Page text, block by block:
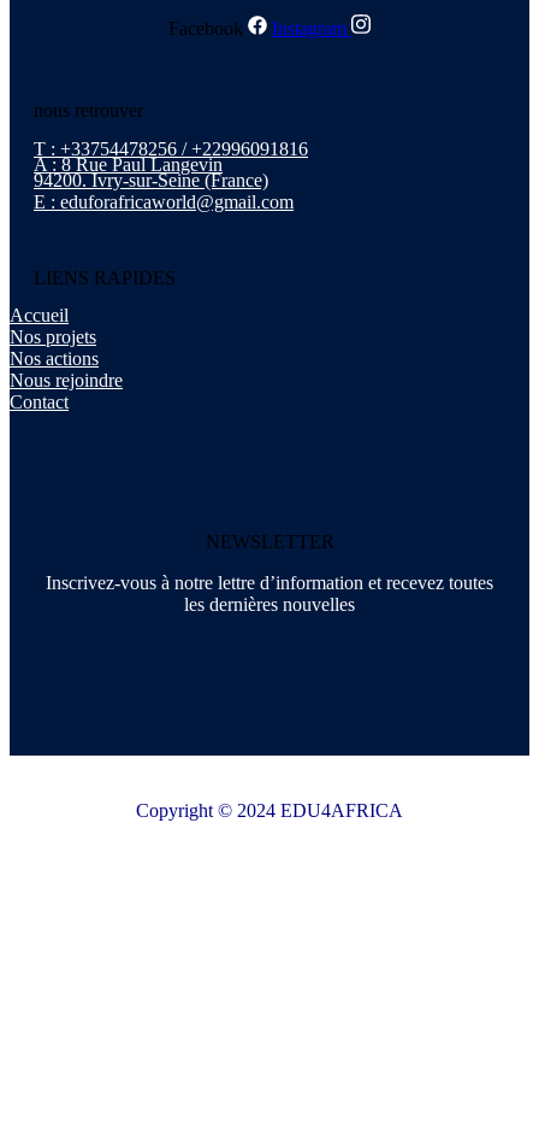
Facebook Instagram
nous retrouver
T : +33754478256 / +22996091816
A : 8 Rue Paul Langevin
94200. Ivry-sur-Seine (France)
E : eduforafricaworld@gmail.com
LIENS RAPIDES
Accueil
Nos projets
Nos actions
Nous rejoindre
Contact
NEWSLETTER
Inscrivez-vous à notre lettre d’information et recevez toutes
les dernières nouvelles
Copyright © 2024 EDU4AFRICA